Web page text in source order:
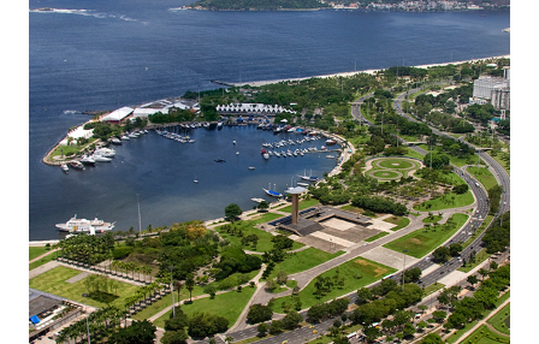
ÁGUA
ARQUITETURA
ECONOMIA URBANA
ESPAÇO PÚBLICO
GESTÃO URBANA
MOBILIDADE
MORADIA
PAISAGEM URBANA